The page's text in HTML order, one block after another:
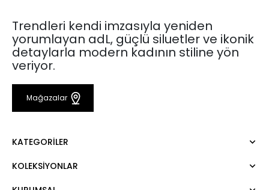
Trendleri kendi imzasıyla yeniden
yorumlayan adL, güçlü siluetler ve ikonik
detaylarla modern kadının stiline yön
veriyor.
Mağazalar
KATEGORILER
Elbise
KOLEKSIYONLAR